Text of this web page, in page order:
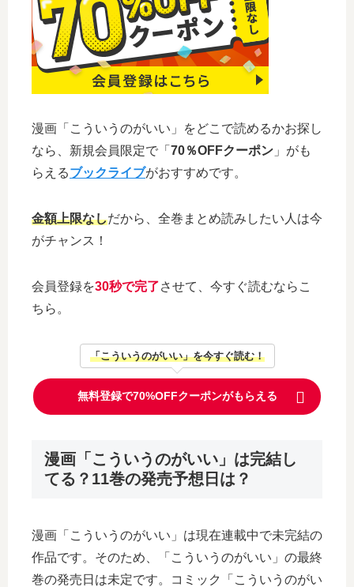
漫画「こういうのがいい」をどこで読めるかお探し
なら、新規会員限定で「 70％OFFクーポン 」がも
らえるブックライブがおすすめです。
金額上限なしだから、全巻まとめ読みしたい人は今
がチャンス！
会員登録を30秒で完了させて、今すぐ読むならこ
ちら。
「こういうのがいい」を今すぐ読む！
無料登録で70%OFFクーポンがもらえる
漫画「こういうのがいい」は完結し
てる？11巻の発売予想日は？
漫画「こういうのがいい」は現在連載中で未完結の
作品です。そのため、「こういうのがいい」の最終
巻の発売日は未定です。コミック「こういうのがい